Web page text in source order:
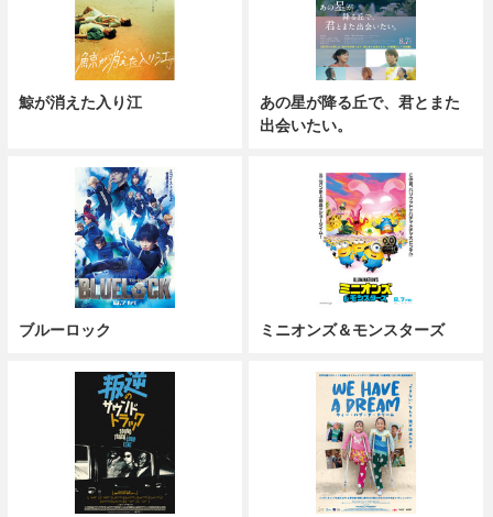
鯨が消えた入り江
あの星が降る丘で、君とまた
出会いたい。
ブルーロック ミニオンズ＆モンスターズ